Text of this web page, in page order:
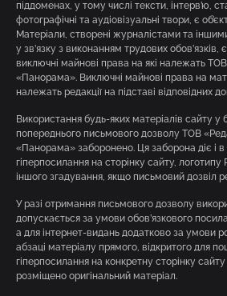
піддоменах, у тому числі тексти, інтерв’ю,
фотографічні та аудіовізуальні твори, є
Матеріали, створені журналістами та
у зв’язку з виконанням трудових
виключні майнові права на які належать ТОВ
«Панорама». Виключні майнові права на
належать редакції на підставі відповідних
Використання будь-яких матеріалів сайту у
попереднього письмового дозволу ТОВ
«Панорама» заборонено. Ця заборона діє і в
гіперпосилання на сторінку сайту, логотипу
іншого згадування, якщо письмовий дозвіл
У разі отримання письмового дозволу
допускається за умови обов’язкового
а для інтернет-видань додатково за умови
абзаці матеріалу прямого, відкритого для
гіперпосилання на конкретну сторінку
розміщено оригінальний матеріал.